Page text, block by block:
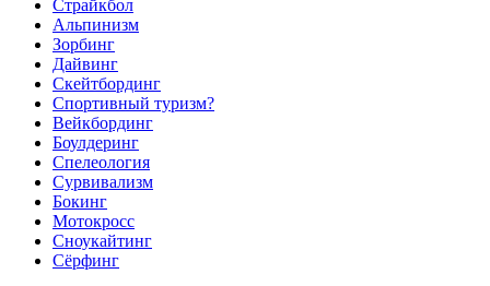
Страйкбол
Альпинизм
Зорбинг
Дайвинг
Скейтбординг
Спортивный туризм?
Вейкбординг
Боулдеринг
Спелеология
Сурвивализм
Бокинг
Мотокросс
Сноукайтинг
Сёрфинг